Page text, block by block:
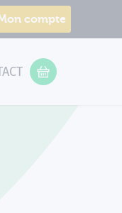
compte
VOTRE PANIER